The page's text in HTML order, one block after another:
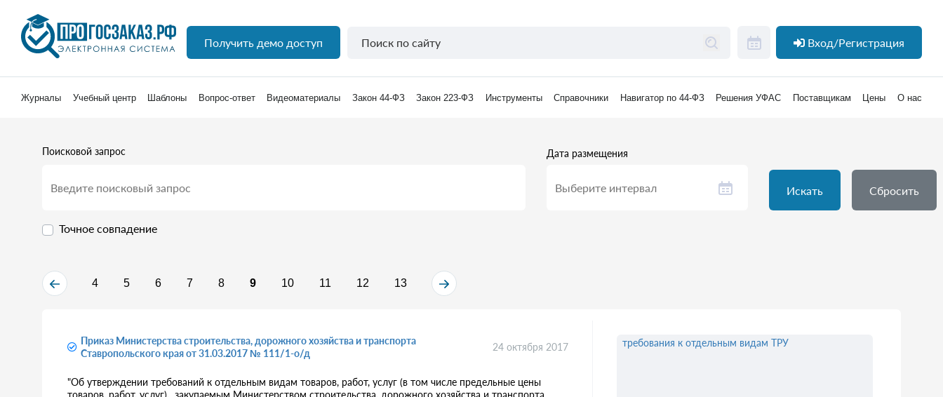
Получить демо доступ Вход/Регистрация
Журналы Учебный центр Шаблоны Вопрос-ответ Видеоматериалы Закон 44-ФЗ Закон 223-ФЗ Инструменты Справочники Навигатор по 44-ФЗ Решения УФАС Поставщикам Цены О нас
Поисковой запрос
Точное совпадение
Дата размещения
Искать Сбросить
4 5 6 7 8 9 10 11 12 13
Приказ Министерства строительства, дорожного хозяйства и транспорта
Ставропольского края от 31.03.2017 № 111/1-о/д
24 октября 2017
"Об утверждении требований к отдельным видам товаров, работ, услуг (в том числе предельные цены
товаров, работ, услуг), закупаемым Министерством строительства, дорожного хозяйства и транспорта
требования к отдельным видам ТРУ